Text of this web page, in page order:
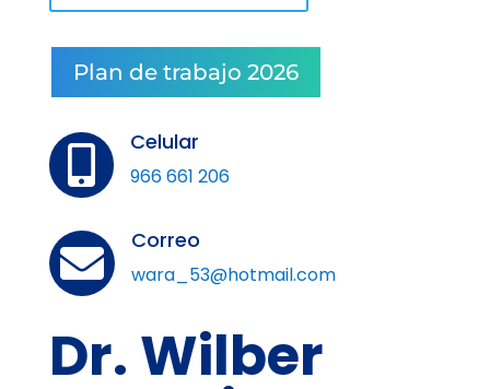
Plan de trabajo 2026

Celular
966 661 206

Correo
wara_53@hotmail.com
Dr. Wilber